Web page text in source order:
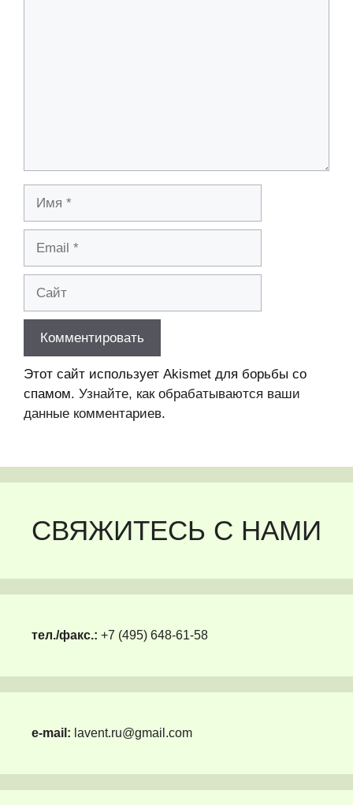
Этот сайт использует Akismet для борьбы со
спамом. Узнайте, как обрабатываются ваши
данные комментариев.
СВЯЖИТЕСЬ С НАМИ
тел./факс.: +7 (495) 648-61-58
e-mail: lavent.ru@gmail.com